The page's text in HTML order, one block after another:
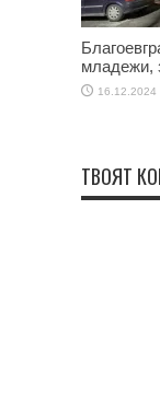
младежи,
16.12.2024
ТВОЯТ